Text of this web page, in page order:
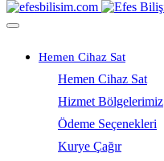
Hemen Cihaz Sat
Hemen Cihaz Sat
Hizmet Bölgelerimiz
Ödeme Seçenekleri
Kurye Çağır